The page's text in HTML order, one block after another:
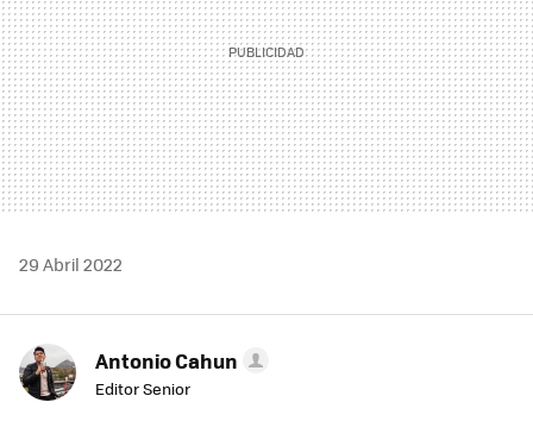
29 Abril 2022
Antonio Cahun
Editor Senior